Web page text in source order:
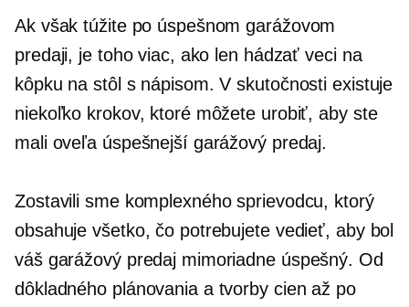
Ak však túžite po úspešnom garážovom
predaji, je toho viac, ako len hádzať veci na
kôpku na stôl s nápisom. V skutočnosti existuje
niekoľko krokov, ktoré môžete urobiť, aby ste
mali oveľa úspešnejší garážový predaj.
Zostavili sme komplexného sprievodcu, ktorý
obsahuje všetko, čo potrebujete vedieť, aby bol
váš garážový predaj mimoriadne úspešný. Od
dôkladného plánovania a tvorby cien až po